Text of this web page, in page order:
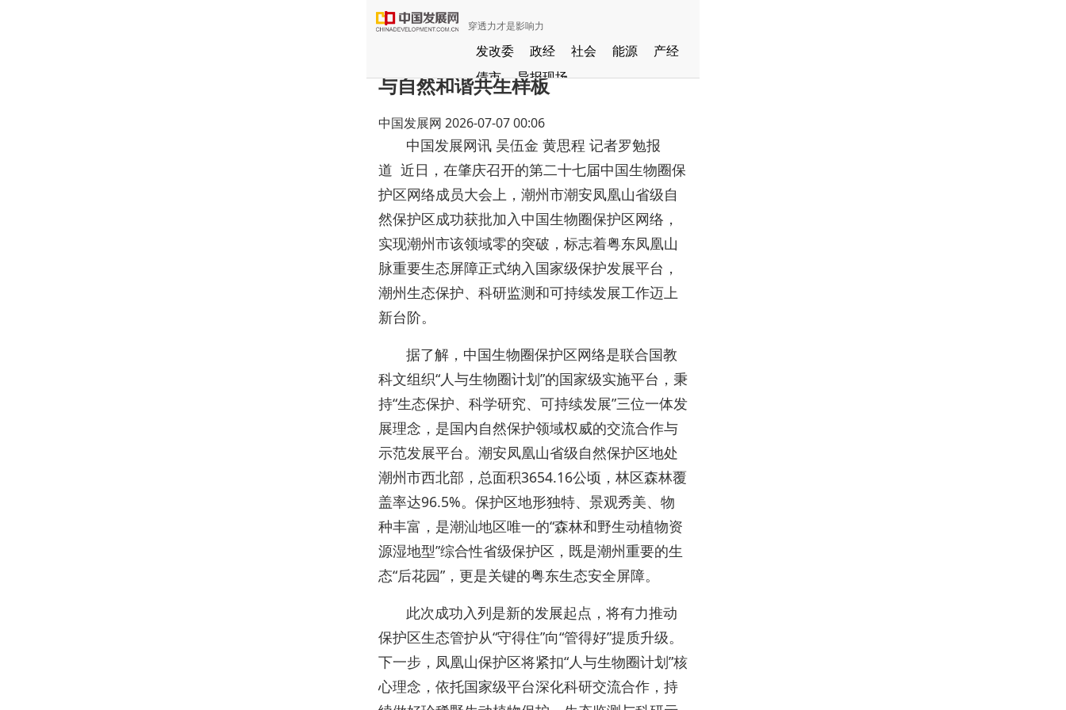
穿透力才是影响力
发改委 政经 社会 能源
产经
债市
导报现场
长江经济带
品牌
发展导航
京津冀协同发展
一带一路
G60
国家援疆
中部崛起
全国闲置资产信息共享平台
粤港澳大湾区
潮州市潮安凤凰山保护区努力打造人
与自然和谐共生样板
中国发展网 2026-07-07 00:06
中国发展网讯 吴伍金 黄思程 记者罗勉报
道 近日，在肇庆召开的第二十七届中国生物圈保
护区网络成员大会上，潮州市潮安凤凰山省级自
然保护区成功获批加入中国生物圈保护区网络，
实现潮州市该领域零的突破，标志着粤东凤凰山
脉重要生态屏障正式纳入国家级保护发展平台，
潮州生态保护、科研监测和可持续发展工作迈上
新台阶。
据了解，中国生物圈保护区网络是联合国教
科文组织“人与生物圈计划”的国家级实施平台，秉
持“生态保护、科学研究、可持续发展”三位一体发
展理念，是国内自然保护领域权威的交流合作与
示范发展平台。潮安凤凰山省级自然保护区地处
潮州市西北部，总面积3654.16公顷，林区森林覆
盖率达96.5%。保护区地形独特、景观秀美、物
种丰富，是潮汕地区唯一的“森林和野生动植物资
源湿地型”综合性省级保护区，既是潮州重要的生
态“后花园”，更是关键的粤东生态安全屏障。
此次成功入列是新的发展起点，将有力推动
保护区生态管护从“守得住”向“管得好”提质升级。
下一步，凤凰山保护区将紧扣“人与生物圈计划”核
心理念，依托国家级平台深化科研交流合作，持